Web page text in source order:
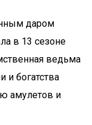
даром
в 13 сезоне
ведьма
и богатства
амулетов и